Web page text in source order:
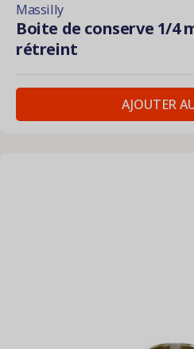
Massilly
Boite de conserve 1/4
rétreint
AJOUTER